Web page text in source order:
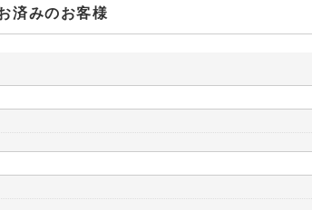
済みのお客様